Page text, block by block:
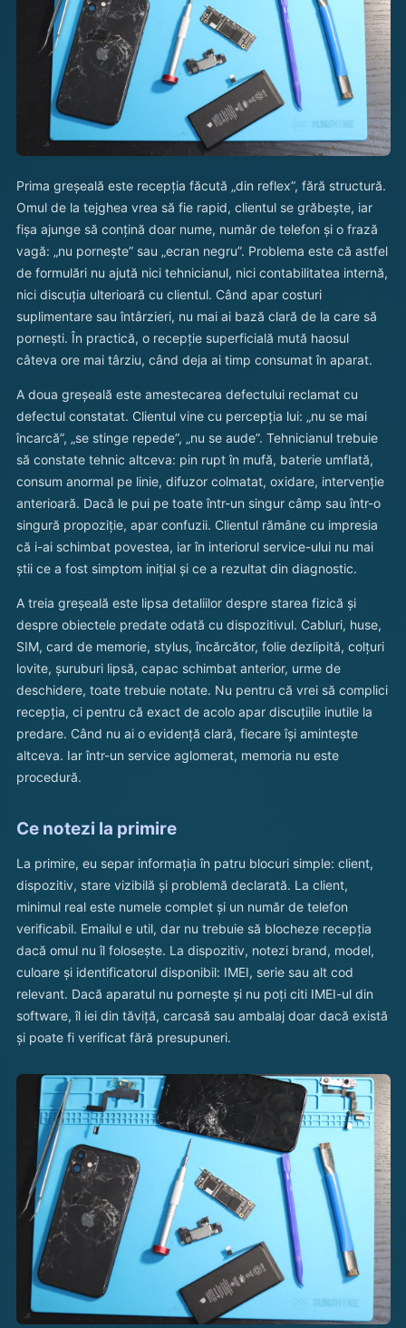
Prima greșeală este recepția făcută „din reflex”, fără structură.
Omul de la tejghea vrea să fie rapid, clientul se grăbește, iar
fișa ajunge să conțină doar nume, număr de telefon și o frază
vagă: „nu pornește” sau „ecran negru”. Problema este că astfel
de formulări nu ajută nici tehnicianul, nici contabilitatea internă,
nici discuția ulterioară cu clientul. Când apar costuri
suplimentare sau întârzieri, nu mai ai bază clară de la care să
pornești. În practică, o recepție superficială mută haosul
câteva ore mai târziu, când deja ai timp consumat în aparat.
A doua greșeală este amestecarea defectului reclamat cu
defectul constatat. Clientul vine cu percepția lui: „nu se mai
încarcă”, „se stinge repede”, „nu se aude”. Tehnicianul trebuie
să constate tehnic altceva: pin rupt în mufă, baterie umflată,
consum anormal pe linie, difuzor colmatat, oxidare, intervenție
anterioară. Dacă le pui pe toate într-un singur câmp sau într-o
singură propoziție, apar confuzii. Clientul rămâne cu impresia
că i-ai schimbat povestea, iar în interiorul service-ului nu mai
știi ce a fost simptom inițial și ce a rezultat din diagnostic.
A treia greșeală este lipsa detaliilor despre starea fizică și
despre obiectele predate odată cu dispozitivul. Cabluri, huse,
SIM, card de memorie, stylus, încărcător, folie dezlipită, colțuri
lovite, șuruburi lipsă, capac schimbat anterior, urme de
deschidere, toate trebuie notate. Nu pentru că vrei să complici
recepția, ci pentru că exact de acolo apar discuțiile inutile la
predare. Când nu ai o evidență clară, fiecare își amintește
altceva. Iar într-un service aglomerat, memoria nu este
procedură.
Ce notezi la primire
La primire, eu separ informația în patru blocuri simple: client,
dispozitiv, stare vizibilă și problemă declarată. La client,
minimul real este numele complet și un număr de telefon
verificabil. Emailul e util, dar nu trebuie să blocheze recepția
dacă omul nu îl folosește. La dispozitiv, notezi brand, model,
culoare și identificatorul disponibil: IMEI, serie sau alt cod
relevant. Dacă aparatul nu pornește și nu poți citi IMEI-ul din
software, îl iei din tăviță, carcasă sau ambalaj doar dacă există
și poate fi verificat fără presupuneri.